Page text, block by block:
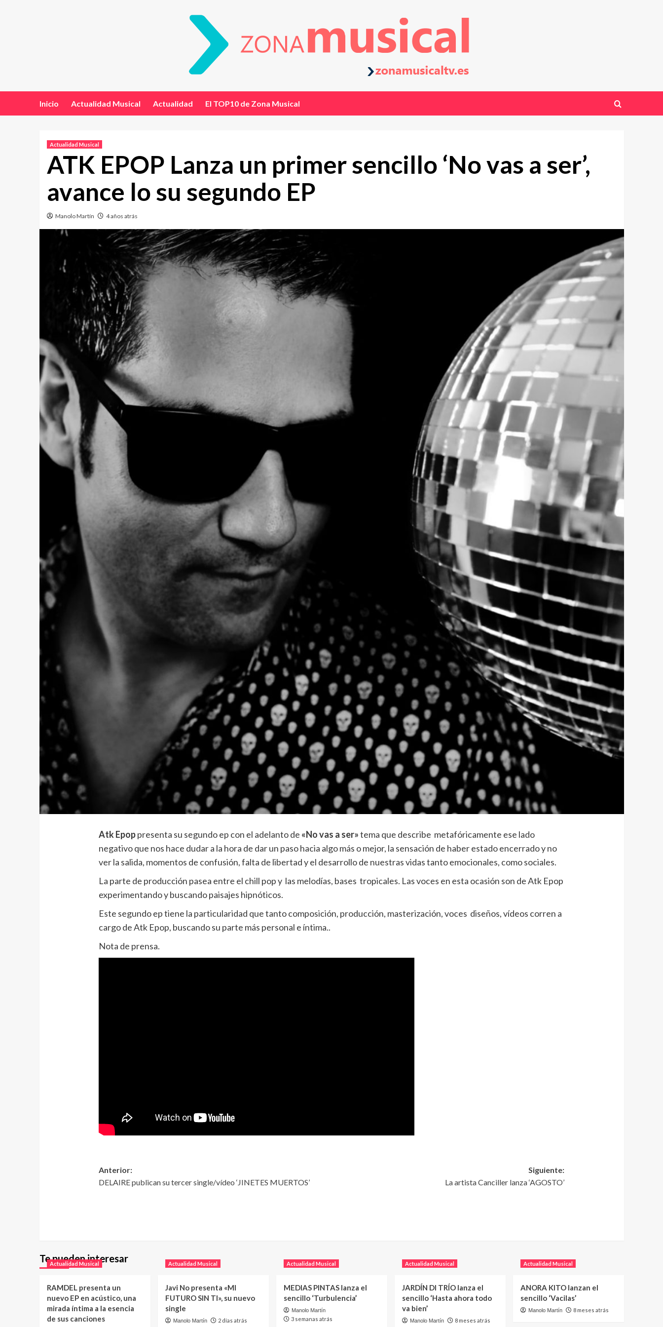
Inicio Actualidad Musical Actualidad El TOP10 de Zona Musical
Actualidad Musical
ATK EPOP Lanza un primer sencillo ‘No vas a ser’,
avance lo su segundo EP
Manolo Martín 4 años atrás
Atk Epoppresenta su segundo ep con el adelanto de «No vas a ser»tema que describe metafóricamente ese lado
negativo que nos hace dudar a la hora de dar un paso hacia algo más o mejor, la sensación de haber estado encerrado y no
ver la salida, momentos de confusión, falta de libertad y el desarrollo de nuestras vidas tanto emocionales, como sociales.
La parte de producción pasea entre el chill pop y las melodías, bases tropicales. Las voces en esta ocasión son de Atk Epop
experimentando y buscando paisajes hipnóticos.
Este segundo ep tiene la particularidad que tanto composición, producción, masterización, voces diseños, vídeos corren a
cargo de Atk Epop, buscando su parte más personal e íntima..
Nota de prensa.
Anterior:
DELAIRE publican su tercer single/vídeo ‘JINETES MUERTOS’
Siguiente:
La artista Canciller lanza ‘AGOSTO’
Te pueden interesar
Actualidad Musical
RAMDEL presenta un
nuevo EP en acústico, una
mirada íntima a la esencia
de sus canciones
Actualidad Musical
Javi No presenta «MI
FUTURO SIN TI», su nuevo
single
Manolo Martín 2 días atrás
Actualidad Musical
MEDIAS PINTAS lanza el
sencillo ‘Turbulencia’
Manolo Martín
3 semanas atrás
Actualidad Musical
JARDÍN DI TRÍO lanza el
sencillo ‘Hasta ahora todo
va bien’
Manolo Martín 8 meses atrás
Actualidad Musical
ANORA KITO lanzan el
sencillo ‘Vacilas’
Manolo Martín 8 meses atrás